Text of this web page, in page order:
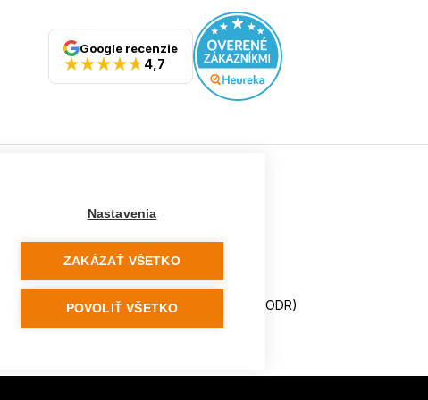
Google recenzie
4,7
Vypaľovanie papúč
Veľkosti skeletu lyžiarok
Platforma na riešenie sporov online (ODR)
Nastavenia
ZAKÁZAŤ VŠETKO
POVOLIŤ VŠETKO